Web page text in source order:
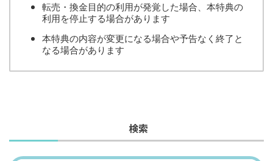
転売・換金目的の利用が発覚した場合、本特典の
利用を停止する場合があります
本特典の内容が変更になる場合や予告なく終了と
なる場合があります
検索